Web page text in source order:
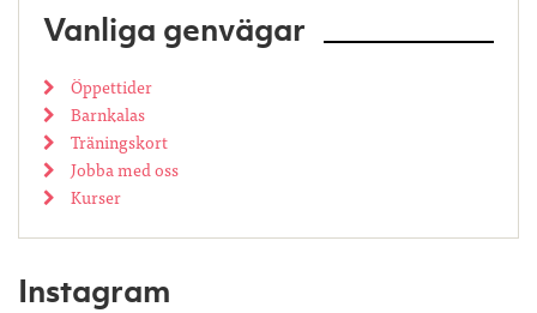
Vanliga genvägar
Öppettider
Barnkalas
Träningskort
Jobba med oss
Kurser
Instagram